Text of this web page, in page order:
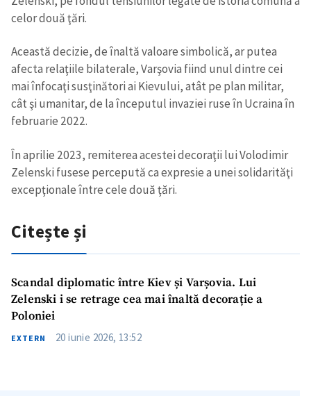
Trimite o informație
celor două ţări.
Această decizie, de înaltă valoare simbolică, ar putea
afecta relaţiile bilaterale, Varşovia fiind unul dintre cei
mai înfocaţi susţinători ai Kievului, atât pe plan militar,
cât şi umanitar, de la începutul invaziei ruse în Ucraina în
februarie 2022.
În aprilie 2023, remiterea acestei decoraţii lui Volodimir
Zelenski fusese percepută ca expresie a unei solidarităţi
excepţionale între cele două ţări.
Citește și
Scandal diplomatic între Kiev și Varșovia. Lui
Zelenski i se retrage cea mai înaltă decorație a
Poloniei
EXTERN 20 iunie 2026, 13:52